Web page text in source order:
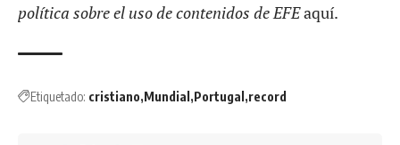
política sobre el uso de contenidos de EFEaquí.
Etiquetado: cristiano Mundial Portugal record